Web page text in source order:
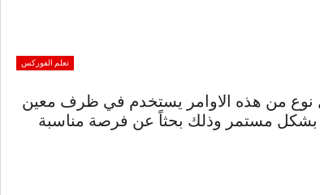
تعلم الفوركس
نوع من هذه الاوامر يستخدم في ظرف معين
بشكل مستمر وذلك بحثاً عن فرصة مناسبة